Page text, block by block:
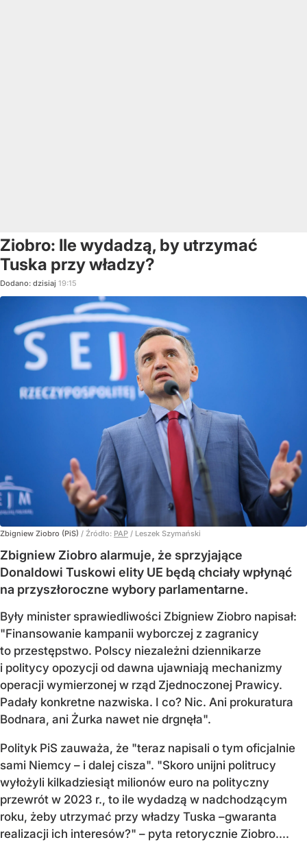
Ziobro: Ile wydadzą, by utrzymać
Tuska przy władzy?
Dodano: dzisiaj 19:15
Zbigniew Ziobro (PiS) / Źródło: PAP / Leszek Szymański
Zbigniew Ziobro alarmuje, że sprzyjające
Donaldowi Tuskowi elity UE będą chciały wpłynąć
na przyszłoroczne wybory parlamentarne.
Były minister sprawiedliwości Zbigniew Ziobro napisał:
"Finansowanie kampanii wyborczej z zagranicy
to przestępstwo. Polscy niezależni dziennikarze
i politycy opozycji od dawna ujawniają mechanizmy
operacji wymierzonej w rząd Zjednoczonej Prawicy.
Padały konkretne nazwiska. I co? Nic. Ani prokuratura
Bodnara, ani Żurka nawet nie drgnęła".
Polityk PiS zauważa, że "teraz napisali o tym oficjalnie
sami Niemcy – i dalej cisza". "Skoro unijni politrucy
wyłożyli kilkadziesiąt milionów euro na polityczny
przewrót w 2023 r., to ile wydadzą w nadchodzącym
roku, żeby utrzymać przy władzy Tuska –gwaranta
realizacji ich interesów?" – pyta retorycznie Ziobro....